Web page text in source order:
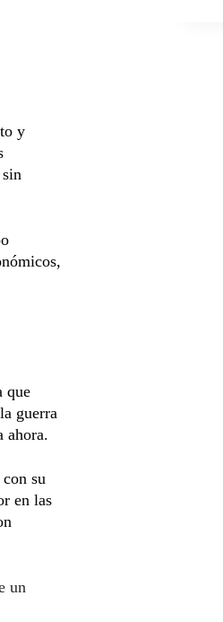
y
que
guerra
ahora.
su
en las
un